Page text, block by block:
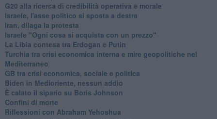
G20 alla ricerca di credibilità operativa e morale
Israele, l'asse politico si sposta a destra
Iran, dilaga la protesta
Israele "Ogni cosa si acquista con un prezzo"
La Libia contesa tra Erdogan e Putin
Turchia tra crisi economica interna e mire geopolitiche nel
Mediterraneo
GB tra crisi economica, sociale e politica
Biden in Medioriente, nessun addio
È calato il sipario su Boris Johnson
Confini di morte
Riflessioni con Abraham Yehoshua